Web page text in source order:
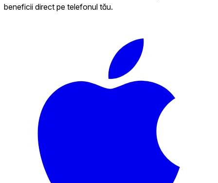
beneficii direct pe telefonul tău.